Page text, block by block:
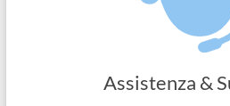
Assistenza &